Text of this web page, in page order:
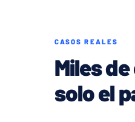
CASOS REALES
Miles
solo el